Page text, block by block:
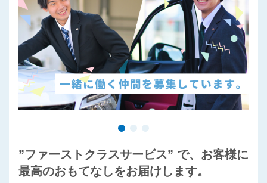
”ファーストクラスサービス” で、お客様に
最高のおもてなしをお届けします。